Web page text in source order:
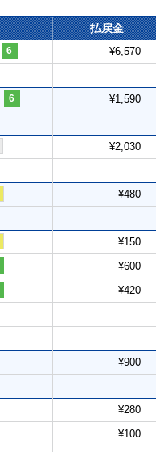
払戻金
6 ¥6,570
6 ¥1,590
¥2,030
¥480
¥150
¥600
¥420
¥900
¥280
¥100